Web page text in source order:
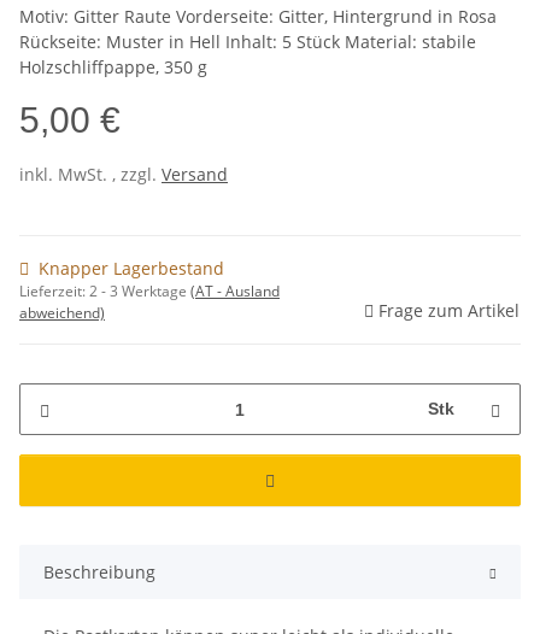
Motiv: Gitter Raute Vorderseite: Gitter, Hintergrund in Rosa
Rückseite: Muster in Hell Inhalt: 5 Stück Material: stabile
Holzschliffpappe, 350 g
5,00 €
inkl. MwSt. , zzgl. Versand
Knapper Lagerbestand
Lieferzeit:2 - 3 Werktage (AT - Ausland
abweichend)
Frage zum Artikel
Stk
Beschreibung